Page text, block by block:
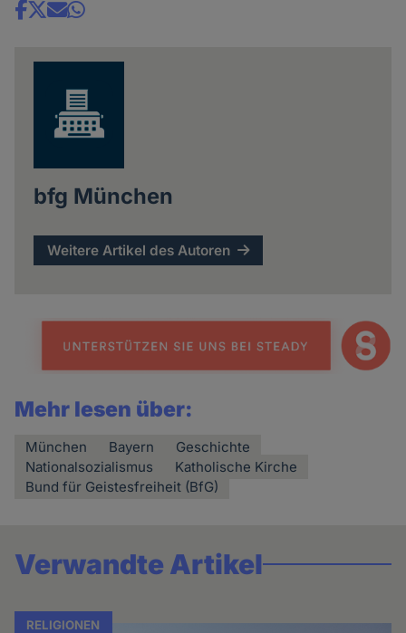
Share
bfg München
Weitere Artikel des Autoren
Mehr lesen über:
München Bayern
Geschichte
Nationalsozialismus
Katholische Kirche
Bund für Geistesfreiheit (BfG)
Verwandte Artikel
RELIGIONEN